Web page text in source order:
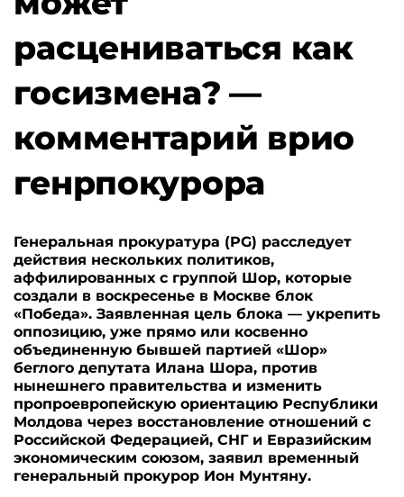
расцениваться как
госизмена? —
комментарий врио
генрпокурора
Генеральная прокуратура (PG) расследует
действия нескольких политиков,
аффилированных с группой Шор, которые
создали в воскресенье в Москве блок
«Победа». Заявленная цель блока — укрепить
оппозицию, уже прямо или косвенно
объединенную бывшей партией «Шор»
беглого депутата Илана Шора, против
нынешнего правительства и изменить
пропроевропейскую ориентацию Республики
Молдова через восстановление отношений с
Российской Федерацией, СНГ и Евразийским
экономическим союзом, заявил временный
генеральный прокурор Ион Мунтяну.